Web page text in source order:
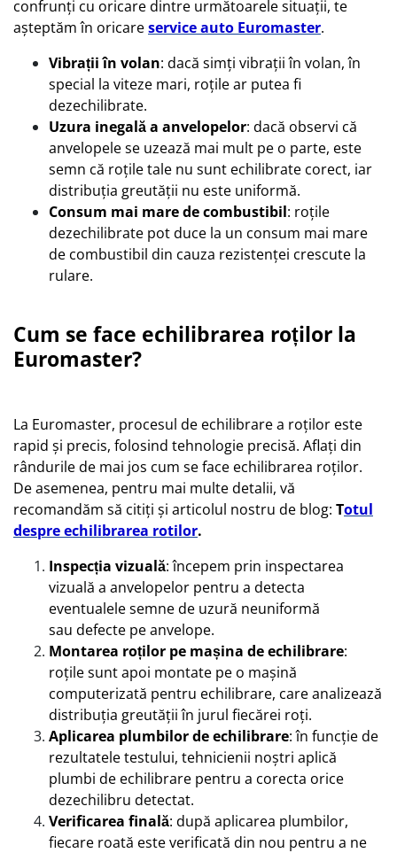
confrunți cu oricare dintre următoarele situații, te
așteptăm în oricareservice auto Euromaster.
Vibrații în volan: dacă simți vibrații în volan, în
special la viteze mari, roțile ar putea fi
dezechilibrate.
Uzura inegală a anvelopelor: dacă observi că
anvelopele se uzează mai mult pe o parte, este
semn că roțile tale nu sunt echilibrate corect, iar
distribuția greutății nu este uniformă.
Consum mai mare de combustibil: roțile
dezechilibrate pot duce la un consum mai mare
de combustibil din cauza rezistenței crescute la
rulare.
Cum se face echilibrarea roților la
Euromaster?
La Euromaster, procesul de echilibrare a roților este
rapid și precis, folosind tehnologie precisă. Aflați din
rândurile de mai jos cum se face echilibrarea roților.
De asemenea, pentru mai multe detalii, vă
recomandăm să citiți și articolul nostru de blog: Totul
despre echilibrarea rotilor.
Inspecția vizuală: începem prin inspectarea
vizuală a anvelopelor pentru a detecta
eventualele semne de uzură neuniformă
sau defecte pe anvelope.
Montarea roților pe mașina de echilibrare:
roțile sunt apoi montate pe o mașină
computerizată pentru echilibrare, care analizează
distribuția greutății în jurul fiecărei roți.
Aplicarea plumbilor de echilibrare: în funcție de
rezultatele testului, tehnicienii noștri aplică
plumbi de echilibrare pentru a corecta orice
dezechilibru detectat.
Verificarea finală: după aplicarea plumbilor,
fiecare roată este verificată din nou pentru a ne